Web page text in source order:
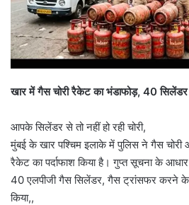
खार में गैस चोरी रैकेट का भंडाफोड़, 40
आपके सिलेंडर से तो नहीं हो रही चोरी,
मुंबई के खार पश्चिम इलाके में पुलिस ने गैस चोरी
रैकेट का पर्दाफाश किया है। गुप्त सूचना के आधार
40 एलपीजी गैस सिलेंडर, गैस ट्रांसफर करने
किया,,